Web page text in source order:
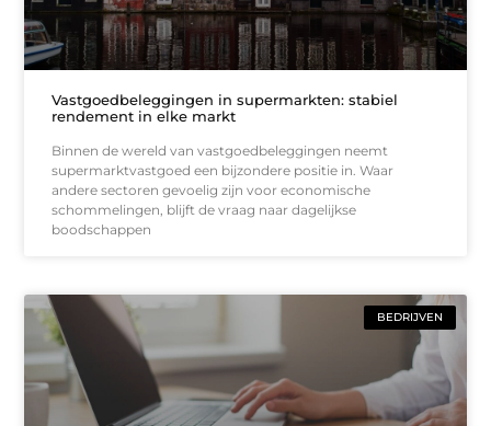
Vastgoedbeleggingen in supermarkten: stabiel
rendement in elke markt
Binnen de wereld van vastgoedbeleggingen neemt
supermarktvastgoed een bijzondere positie in. Waar
andere sectoren gevoelig zijn voor economische
schommelingen, blijft de vraag naar dagelijkse
boodschappen
BEDRIJVEN